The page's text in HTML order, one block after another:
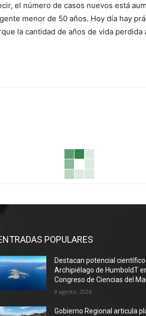
el número de casos nuevos está
menor de 50 años. Hoy día hay
la cantidad de años de vida
POPULARES
Destacan potencial científico
Archipiélago de HumboldT
Congreso de Ciencias del
8 agosto, 2026
Gobierno Regional articula